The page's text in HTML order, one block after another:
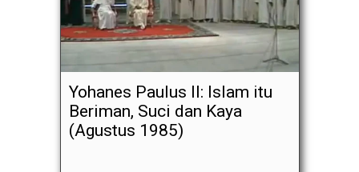
Yohanes Paulus II: Islam itu
Beriman, Suci dan Kaya
(Agustus 1985)